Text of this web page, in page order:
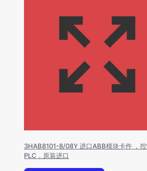
3HAB8101-8/08Y 进口ABB模块卡件 ，
PLC，原装进口